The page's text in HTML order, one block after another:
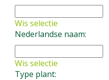
Wis selectie
Nederlandse naam:
Wis selectie
Type plant: